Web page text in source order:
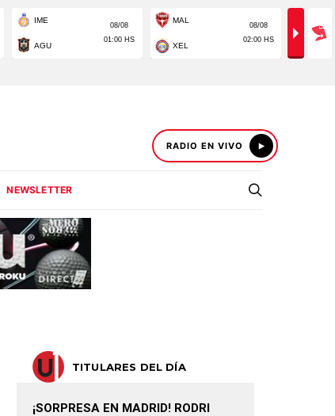
RADIO EN VIVO
NEWSLETTER
TITULARES DEL DÍA
¡SORPRESA EN MADRID! RODRI